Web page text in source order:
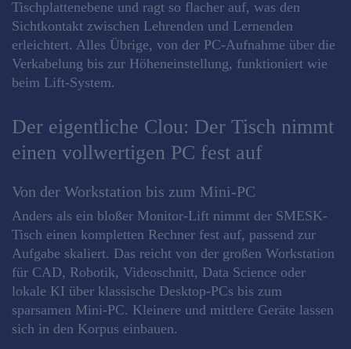
Tischplattenebene und ragt so flacher auf, was den
Sichtkontakt zwischen Lehrenden und Lernenden
erleichtert. Alles Übrige, von der PC-Aufnahme über die
Verkabelung bis zur Höheneinstellung, funktioniert wie
beim Lift-System.
Der eigentliche Clou: Der Tisch nimmt
einen vollwertigen PC fest auf
Von der Workstation bis zum Mini-PC
Anders als ein bloßer Monitor-Lift nimmt der SMESK-
Tisch einen kompletten Rechner fest auf, passend zur
Aufgabe skaliert. Das reicht von der großen Workstation
für CAD, Robotik, Videoschnitt, Data Science oder
lokale KI über klassische Desktop-PCs bis zum
sparsamen Mini-PC. Kleinere und mittlere Geräte lassen
sich in den Korpus einbauen.